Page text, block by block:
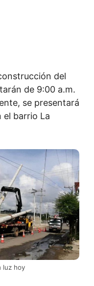
del
de 9:00 a.m.
se presentará
el barrio La
luz hoy